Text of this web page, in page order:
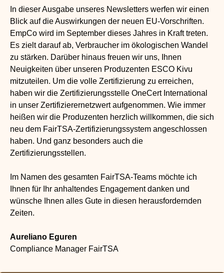
In dieser Ausgabe unseres Newsletters werfen wir einen
Blick auf die Auswirkungen der neuen EU-Vorschriften.
EmpCo wird im September dieses Jahres in Kraft treten.
Es zielt darauf ab, Verbraucher im ökologischen Wandel
zu stärken. Darüber hinaus freuen wir uns, Ihnen
Neuigkeiten über unseren Produzenten ESCO Kivu
mitzuteilen. Um die volle Zertifizierung zu erreichen,
haben wir die Zertifizierungsstelle OneCert International
in unser Zertifizierernetzwert aufgenommen. Wie immer
heißen wir die Produzenten herzlich willkommen, die sich
neu dem FairTSA-Zertifizierungssystem angeschlossen
haben. Und ganz besonders auch die
Zertifizierungsstellen.
Im Namen des gesamten FairTSA-Teams möchte ich
Ihnen für Ihr anhaltendes Engagement danken und
wünsche Ihnen alles Gute in diesen herausfordernden
Zeiten.
Aureliano Eguren
Compliance Manager FairTSA